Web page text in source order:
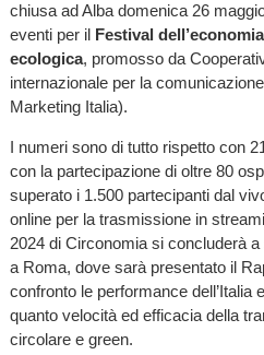
chiusa ad Alba domenica 26
eventi per il Festival
ecologica, promosso da
internazionale per la
Marketing Italia).
I numeri sono di tutto rispetto con
con la partecipazione di oltre 80
superato i 1.500 partecipanti dal
online per la trasmissione in
2024 di Circonomia si concluderà
a Roma, dove sarà presentato il
confronto le performance dell’Italia
quanto velocità ed efficacia della
circolare e green.